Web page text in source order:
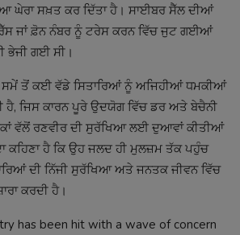
ਘੇਰਾ ਸਖ਼ਤ ਕਰ ਦਿੱਤਾ ਹੈ। ਸਾਈਬਰ ਸੈੱਲ ਦੀਆਂ
ਜਾਂ ਫ਼ੋਨ ਨੰਬਰ ਨੂੰ ਟਰੇਸ ਕਰਨ ਵਿੱਚ ਜੁਟ ਗਈਆਂ
ਭੇਜੀ ਗਈ ਸੀ।
ਸਮੇਂ ਤੋਂ ਕਈ ਵੱਡੇ ਸਿਤਾਰਿਆਂ ਨੂੰ ਅਜਿਹੀਆਂ ਧਮਕੀਆਂ
ਹੈ, ਜਿਸ ਕਾਰਨ ਪੂਰੇ ਉਦਯੋਗ ਵਿੱਚ ਡਰ ਅਤੇ ਬੇਚੈਨੀ
ਵੱਲੋਂ ਰਣਵੀਰ ਦੀ ਸੁਰੱਖਿਆ ਲਈ ਦੁਆਵਾਂ ਕੀਤੀਆਂ
ਕਹਿਣਾ ਹੈ ਕਿ ਉਹ ਜਲਦ ਹੀ ਮੁਲਜ਼ਮ ਤੱਕ ਪਹੁੰਚ
ਦੀ ਨਿੱਜੀ ਸੁਰੱਖਿਆ ਅਤੇ ਜਨਤਕ ਜੀਵਨ ਵਿੱਚ
ਕਰਦੀ ਹੈ।
has been hit with a wave of concern